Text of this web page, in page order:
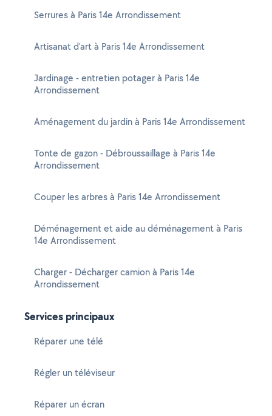
Serrures à Paris 14e Arrondissement
Artisanat d'art à Paris 14e Arrondissement
Jardinage - entretien potager à Paris 14e
Arrondissement
Aménagement du jardin à Paris 14e Arrondissement
Tonte de gazon - Débroussaillage à Paris 14e
Arrondissement
Couper les arbres à Paris 14e Arrondissement
Déménagement et aide au déménagement à Paris
14e Arrondissement
Charger - Décharger camion à Paris 14e
Arrondissement
Services principaux
Réparer une télé
Régler un téléviseur
Réparer un écran